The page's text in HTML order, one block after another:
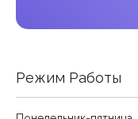
Режим Работы